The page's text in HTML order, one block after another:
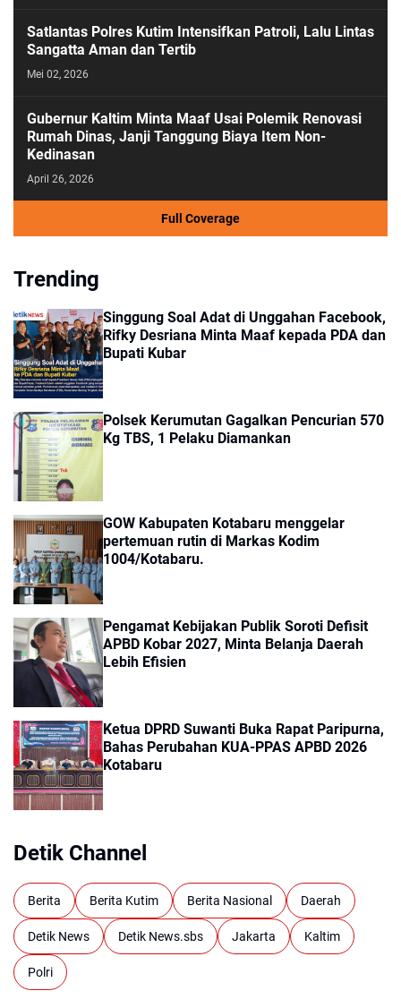
Satlantas Polres Kutim Intensifkan Patroli, Lalu Lintas
Sangatta Aman dan Tertib
Mei 02, 2026
Gubernur Kaltim Minta Maaf Usai Polemik Renovasi
Rumah Dinas, Janji Tanggung Biaya Item Non-
Kedinasan
April 26, 2026
Full Coverage
Trending
Singgung Soal Adat di Unggahan Facebook,
Rifky Desriana Minta Maaf kepada PDA dan
Bupati Kubar
Polsek Kerumutan Gagalkan Pencurian 570
Kg TBS, 1 Pelaku Diamankan
GOW Kabupaten Kotabaru menggelar
pertemuan rutin di Markas Kodim
1004/Kotabaru.
Pengamat Kebijakan Publik Soroti Defisit
APBD Kobar 2027, Minta Belanja Daerah
Lebih Efisien
Ketua DPRD Suwanti Buka Rapat Paripurna,
Bahas Perubahan KUA-PPAS APBD 2026
Kotabaru
Detik Channel
Berita Berita Kutim Berita Nasional Daerah
Detik News Detik News.sbs Jakarta Kaltim
Polri